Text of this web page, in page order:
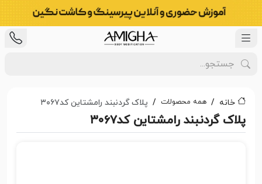
خانه همه محصولات پلاک گردنبند رامشتاین کد۳۰۶۷
پلاک گردنبند رامشتاین کد۳۰۶۷